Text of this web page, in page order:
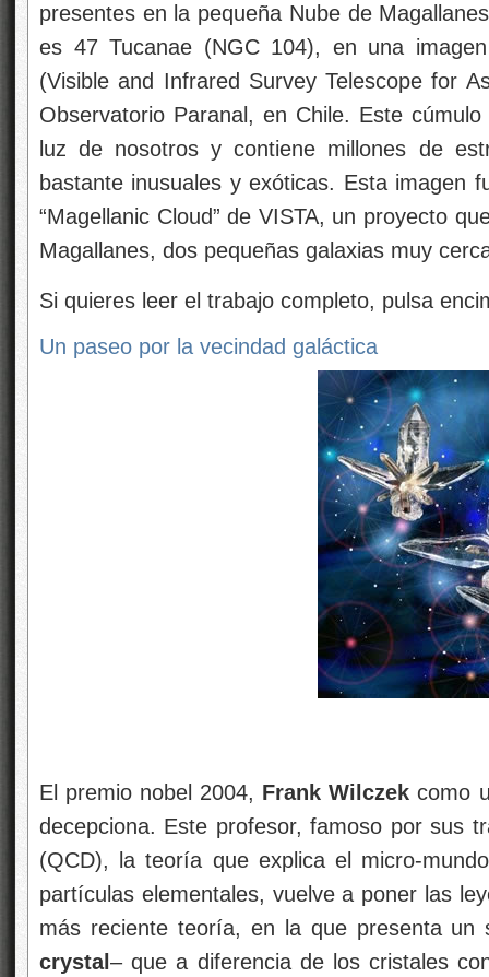
presentes en la pequeña Nube de
es 47 Tucanae (NGC 104), en una
(Visible and Infrared Survey Telescope for
Observatorio Paranal, en Chile. Este
luz de nosotros y contiene millones de
bastante inusuales y exóticas. Esta imagen
“Magellanic Cloud” de VISTA, un proyecto
Magallanes, dos pequeñas galaxias muy
Si quieres leer el trabajo completo, pulsa
Un paseo por la vecindad galáctica
El premio nobel 2004, Frank Wilczek como
decepciona. Este profesor, famoso por sus
(QCD), la teoría que explica el micro-
partículas elementales, vuelve a poner las
más reciente teoría, en la que presenta un
crystal – que a diferencia de los cristales